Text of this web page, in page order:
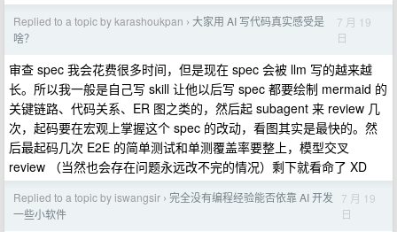
Replied to a topic by karashoukpan › 大家用 AI 写代码真实感受是
啥？
7 月 19
日
审查 spec 我会花费很多时间，但是现在 spec 会被 llm 写的越来越
长。所以我一般是自己写 skill 让他以后写 spec 都要绘制 mermaid 的
关键链路、代码关系、ER 图之类的，然后起 subagent 来 review 几
次，起码要在宏观上掌握这个 spec 的改动，看图其实是最快的。然
后最起码几次 E2E 的简单测试和单测覆盖率要整上，模型交叉
review （当然也会存在问题永远改不完的情况）剩下就看命了 XD
Replied to a topic by iswangsir › 完全没有编程经验能否依靠 AI 开发
一些小软件
7 月 19
日